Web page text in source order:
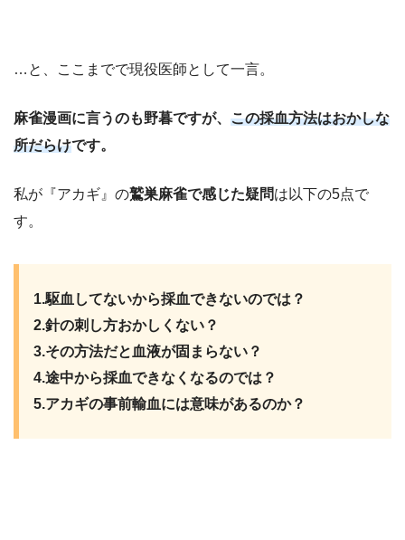
…と、ここまでで現役医師として一言。
麻雀漫画に言うのも野暮ですが、 この採血方法はおかしな
所だらけです。
私が『アカギ』の鷲巣麻雀で感じた疑問は以下の5点で
す。
1.駆血してないから採血できないのでは？
2.針の刺し方おかしくない？
3.その方法だと血液が固まらない？
4.途中から採血できなくなるのでは？
5.アカギの事前輸血には意味があるのか？